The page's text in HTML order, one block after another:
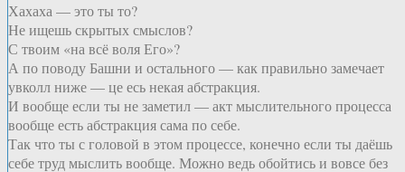
Хахаха — это ты то?
Не ищешь скрытых смыслов?
С твоим «на всё воля Его»?
А по поводу Башни и остального — как правильно замечает
увколл ниже — це есь некая абстракция.
И вообще если ты не заметил — акт мыслительного процесса
вообще есть абстракция сама по себе.
Так что ты с головой в этом процессе, конечно если ты даёшь
себе труд мыслить вообще. Можно ведь обойтись и вовсе без